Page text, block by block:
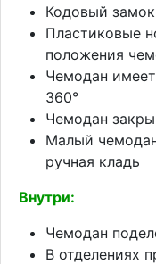
Кодовый
Пластиковые
положения
Чемодан
360°
Чемодан
Малый
ручная кладь
Внутри:
Чемодан
В отделениях